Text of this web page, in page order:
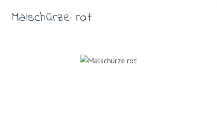
Malschürze rot
Bildergalerie überspringen